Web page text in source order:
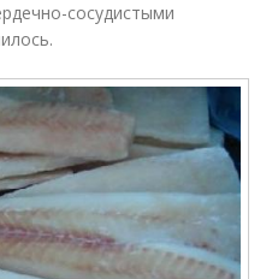
сосудистыми